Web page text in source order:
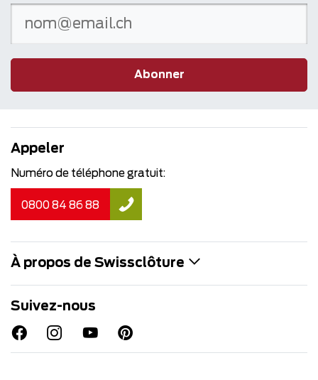
Abonner
Appeler
Numéro de téléphone gratuit:
0800 84 86 88
À propos de Swissclôture
Suivez-nous